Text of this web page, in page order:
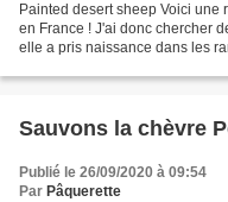
Painted desert sheep Voici une
en France ! J'ai donc chercher
elle a pris naissance dans les
Sauvons la chèvre
Publié le 26/09/2020 à 09:54
Par Pâquerette